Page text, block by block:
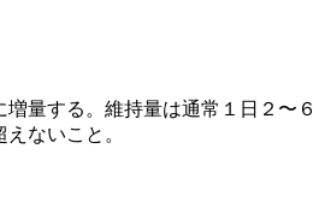
量する。維持量は通常１日２
ないこと。